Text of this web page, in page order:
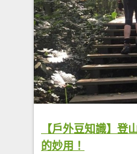
【戶外豆知識】登
的妙用！